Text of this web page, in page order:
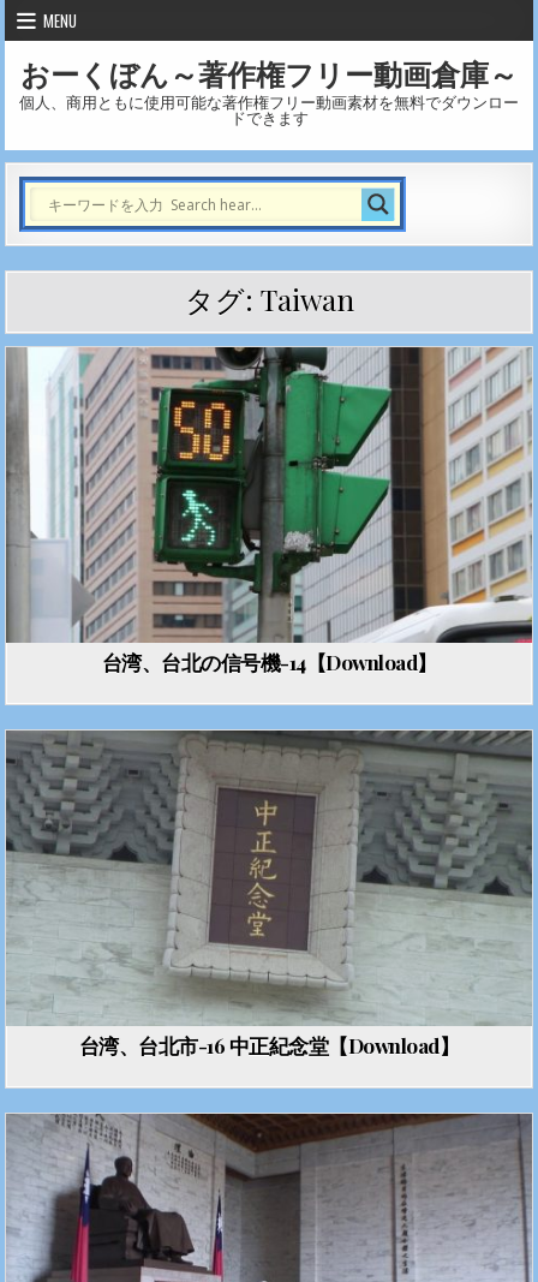
Skip to content
MENU
おーくぼん～著作権フリー動画倉庫～
個人、商用ともに使用可能な著作権フリー動画素材を無料でダウンロー
ドできます
タグ: Taiwan
台湾、台北の信号機-14【Download】
台湾、台北市-16 中正紀念堂【Download】